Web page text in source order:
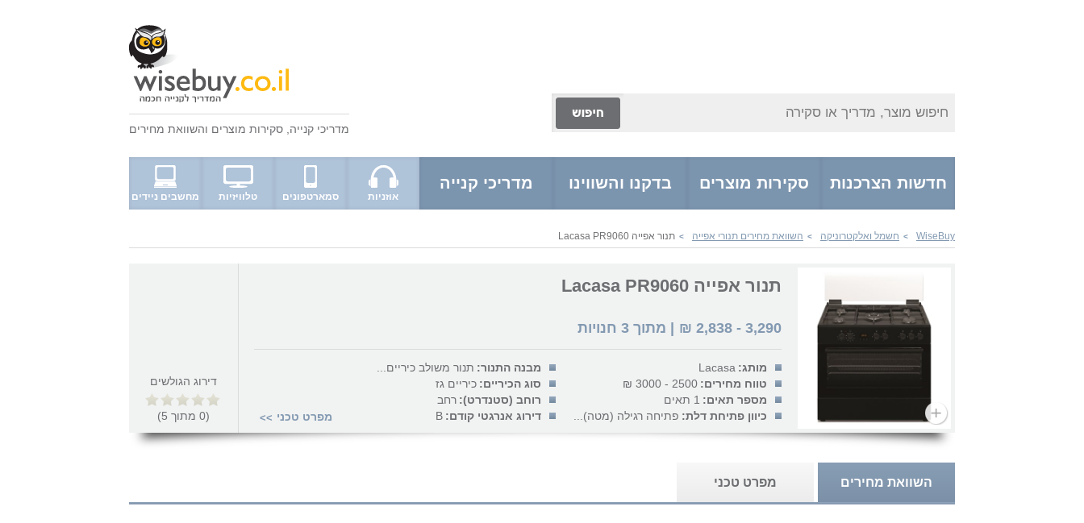
חיפוש מוצר, מדריך או סקירה
מדריכי קנייה סקירות מוצרים והשוואת מחירים
חדשות הצרכנות סקירות מוצרים בדקנו והשווינו מדריכי קנייה
אוזניות סמארטפונים טלוויזיות מחשבים ניידים
WiseBuy
> חשמל ואלקטרוניקה > השוואת מחירים תנורי אפייה > תנור אפייה Lacasa PR9060
תנור אפייה Lacasa PR9060
3,290
-
2,838
₪ | מתוך 3 חנויות
מותג: Lacasa מבנה התנור: תנור משולב כיריים...
טווח מחירים: 2500 - 3000 ₪ סוג הכיריים: כיריים גז
מספר תאים: 1 תאים רוחב (סטנדרט): רחב
כיוון פתיחת דלת: פתיחה רגילה (מטה)... דירוג אנרגטי קודם: B מפרט טכני >>
דירוג הגולשים
(
0 מתוך 5
)
השוואת מחירים מפרט טכני